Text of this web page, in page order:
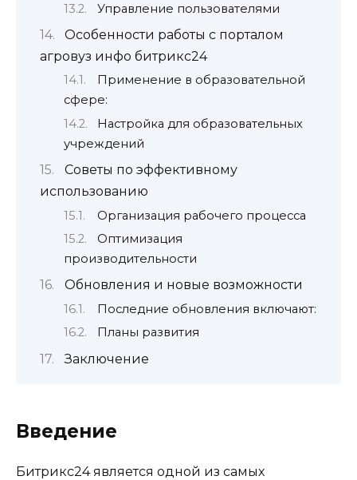
Управление пользователями
Особенности работы с порталом
агровуз инфо битрикс24
Применение в образовательной
сфере:
Настройка для образовательных
учреждений
Советы по эффективному
использованию
Организация рабочего процесса
Оптимизация
производительности
Обновления и новые возможности
Последние обновления включают:
Планы развития
Заключение
Введение
Битрикс24 является одной из самых